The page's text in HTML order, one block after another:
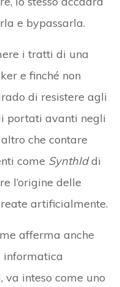
e bypassarla.
i tratti di una
e finché non
di resistere agli
portati avanti negli
che contare
come SynthIddi
l’origine delle
artificialmente.
afferma anche
informatica
va inteso come uno